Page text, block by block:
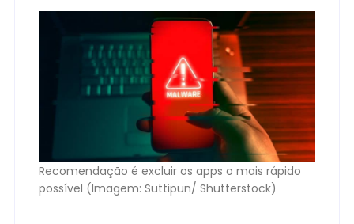
Recomendação é excluir os apps o mais rápido
possível (Imagem: Suttipun/ Shutterstock)